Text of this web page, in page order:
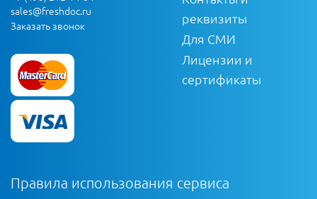
sales@freshdoc.ru
Заказать звонок
реквизиты
Для СМИ
Лицензии и
сертификаты
Правила использования сервиса